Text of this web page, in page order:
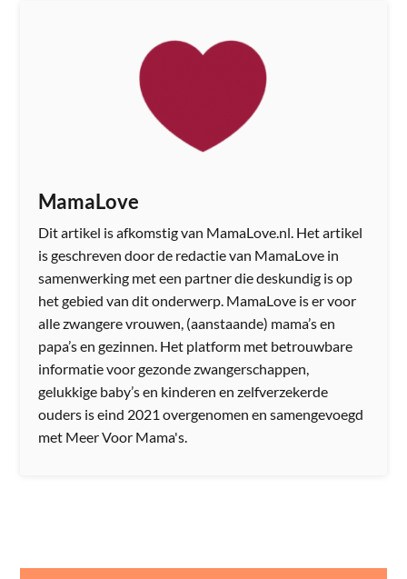
MamaLove
Dit artikel is afkomstig van MamaLove.nl. Het artikel
is geschreven door de redactie van MamaLove in
samenwerking met een partner die deskundig is op
het gebied van dit onderwerp. MamaLove is er voor
alle zwangere vrouwen, (aanstaande) mama’s en
papa’s en gezinnen. Het platform met betrouwbare
informatie voor gezonde zwangerschappen,
gelukkige baby’s en kinderen en zelfverzekerde
ouders is eind 2021 overgenomen en samengevoegd
met Meer Voor Mama's.